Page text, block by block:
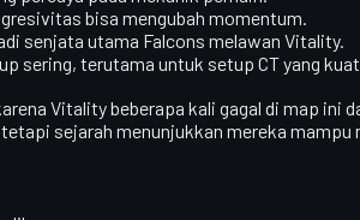
bisa mengubah momentum.
senjata utama Falcons melawan Vitality.
sering, terutama untuk setup CT yang
Vitality beberapa kali gagal di map ini
sejarah menunjukkan mereka